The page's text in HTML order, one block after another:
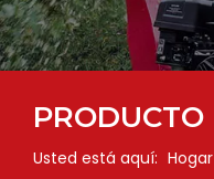
PRODUCTO
Usted está aquí: Hogar